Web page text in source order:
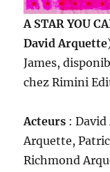
A STAR YOU
David Arquette
James,
chez Rimini
Acteurs :
Arquette,
Richmond